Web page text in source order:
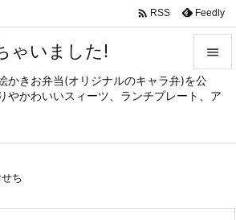
ゃいました!
かきお弁当(オリジナルのキャラ弁)を公
やかわいいスィーツ、ランチプレート、ア


メニュ
サイド

 RSS Feedly
ち